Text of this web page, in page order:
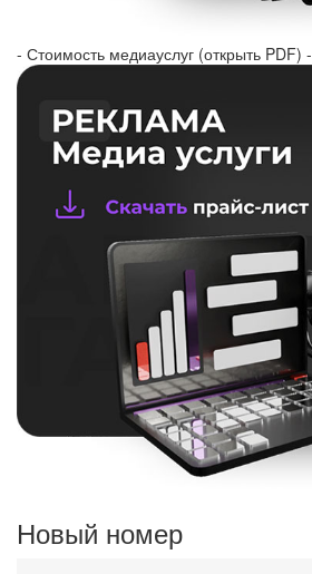
- Стоимость медиауслуг (открыть PDF) -
Новый номер